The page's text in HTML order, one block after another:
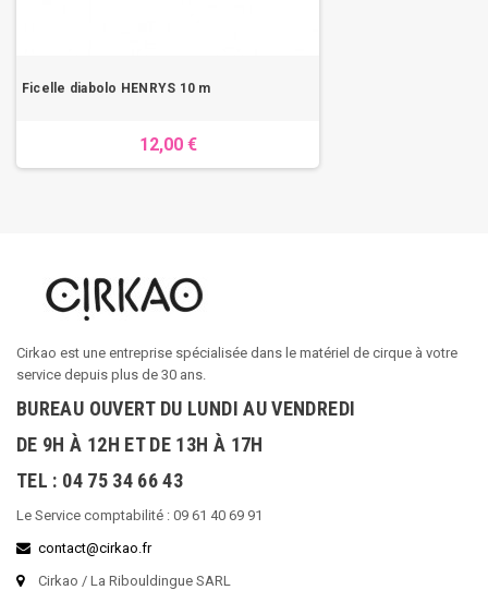
Ficelle diabolo HENRYS 10 m
12,00 €
Cirkao est une entreprise spécialisée dans le matériel de cirque à votre
service depuis plus de 30 ans.
BUREAU OUVERT DU LUNDI AU VENDREDI
DE 9H À 12H ET DE 13H À 17H
TEL : 04 75 34 66 43
Le Service comptabilité : 09 61 40 69 91
contact@cirkao.fr
Cirkao / La Ribouldingue SARL